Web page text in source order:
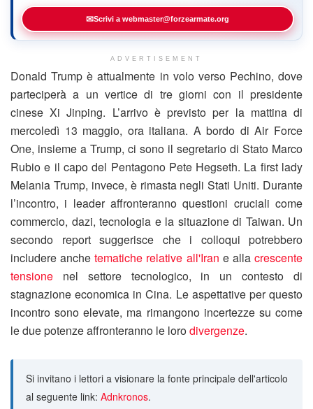
✉Scrivi a webmaster@forzearmate.org
ADVERTISEMENT
Donald Trump è attualmente in volo verso Pechino, dove
parteciperà a un vertice di tre giorni con il presidente
cinese Xi Jinping. L’arrivo è previsto per la mattina di
mercoledì 13 maggio, ora italiana. A bordo di Air Force
One, insieme a Trump, ci sono il segretario di Stato Marco
Rubio e il capo del Pentagono Pete Hegseth. La first lady
Melania Trump, invece, è rimasta negli Stati Uniti. Durante
l’incontro, i leader affronteranno questioni cruciali come
commercio, dazi, tecnologia e la situazione di Taiwan. Un
secondo report suggerisce che i colloqui potrebbero
includere anchetematiche relative all'Iran e allacrescente
tensione nel settore tecnologico, in un contesto di
stagnazione economica in Cina. Le aspettative per questo
incontro sono elevate, ma rimangono incertezze su come
le due potenze affronteranno le lorodivergenze.
Si invitano i lettori a visionare la fonte principale dell'articolo
al seguente link: Adnkronos.